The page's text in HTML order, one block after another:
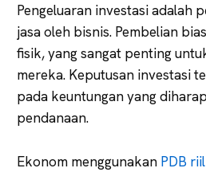
Pengeluaran investasi adalah
jasa oleh bisnis. Pembelian
fisik, yang sangat penting
mereka. Keputusan investasi
pada keuntungan yang
pendanaan.
Ekonom menggunakan PDB riil